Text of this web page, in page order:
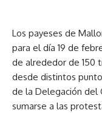
Los payeses de
para el día 19 de
de alrededor de 150
desde distintos
de la Delegación del
sumarse a las